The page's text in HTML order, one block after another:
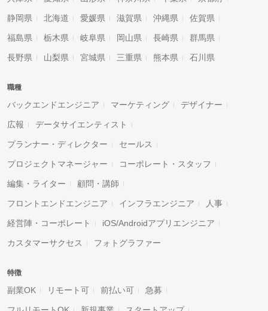
静岡県 北海道 愛媛県 滋賀県 沖縄県 佐賀県
福島県 栃木県 岐阜県 岡山県 長崎県 群馬県
長野県 山梨県 宮城県 三重県 熊本県 石川県
職種
バックエンドエンジニア マーケティング デザイナー
広報 データサイエンティスト
プランナー・ディレクター セールス
プロジェクトマネージャー コーポレート・スタッフ
編集・ライター 顧問・講師
フロントエンドエンジニア インフラエンジニア 人事
経営陣・コーポレート iOS/Androidアプリエンジニア
カスタマーサクセス フォトグラファー
特徴
副業OK リモート可 前払い可 急募